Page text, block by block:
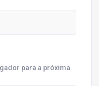
para a próxima